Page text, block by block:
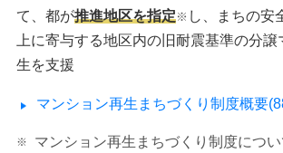
て、都が推進地区を指定※ し、まちの安
上に寄与する地区内の旧耐震基準の分
生を支援
マンション再生まちづくり制度概要
マンション再生まちづくり制度につ